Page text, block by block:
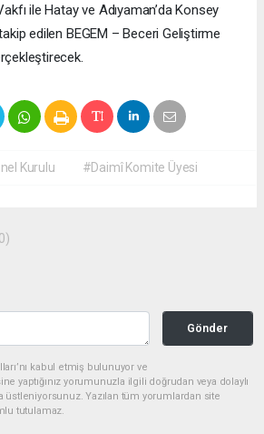
ile Hatay ve Adıyaman’da Konsey
edilen BEGEM – Beceri Geliştirme
Kurulu #Daimî Komite Üyesi
Gönder
kabul etmiş bulunuyor ve
yaptığınız yorumunuzla ilgili doğrudan veya dolaylı
üstleniyorsunuz. Yazılan tüm yorumlardan site
tutulamaz.